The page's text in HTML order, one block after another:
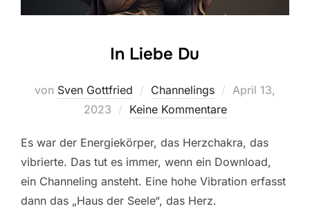
In Liebe Du
von Sven Gottfried Channelings
Veröffentlicht
April 13,
2023
Keine Kommentare
Es war der Energiekörper, das Herzchakra, das
vibrierte. Das tut es immer, wenn ein Download,
ein Channeling ansteht. Eine hohe Vibration erfasst
dann das „Haus der Seele“, das Herz.